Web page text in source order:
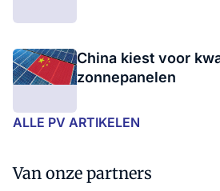
China kiest voor
zonnepanelen
ALLE PV ARTIKELEN
Van onze partners